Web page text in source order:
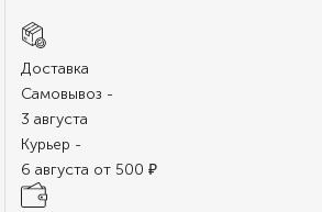
Доставка
Самовывоз -
3 августа
Курьер -
6 августа от 500 ₽